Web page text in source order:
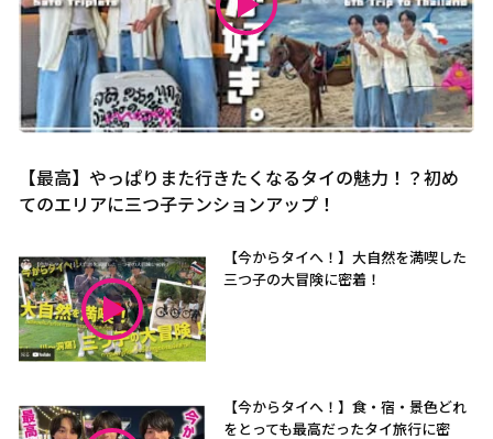
【最高】やっぱりまた行きたくなるタイの魅力！？初め
てのエリアに三つ子テンションアップ！
【今からタイへ！】大自然を満喫した
三つ子の大冒険に密着！
【今からタイへ！】食・宿・景色どれ
をとっても最高だったタイ旅行に密